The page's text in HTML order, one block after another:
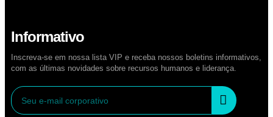
Informativo
Inscreva-se em nossa lista VIP e receba nossos boletins informativos,
com as últimas novidades sobre recursos humanos e liderança.